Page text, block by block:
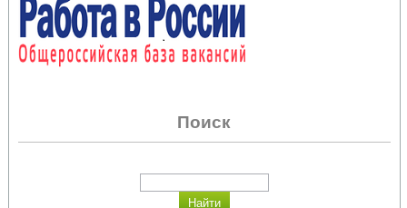
Поиск